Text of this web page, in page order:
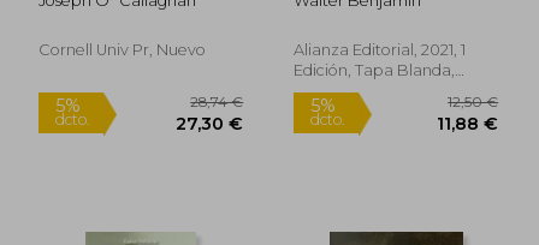
Cornell Univ Pr, Nuevo
Sobre Historia y
Alianza Editorial, 2021, 1
Edición, Tapa Blanda,
Nuevo